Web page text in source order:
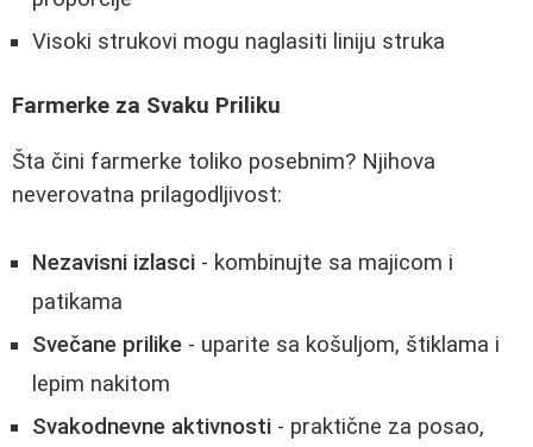
Visoki strukovi mogu naglasiti liniju struka
Farmerke za Svaku Priliku
Šta čini farmerke toliko posebnim? Njihova
neverovatna prilagodljivost:
Nezavisni izlasci - kombinujte sa majicom i
patikama
Svečane prilike - uparite sa košuljom, štiklama i
lepim nakitom
Svakodnevne aktivnosti - praktične za posao,